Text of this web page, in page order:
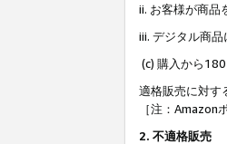
ii. お客様が商品
iii. デジタル商
(c) 購入から
適格販売に対す
［注：
2. 不適格販売